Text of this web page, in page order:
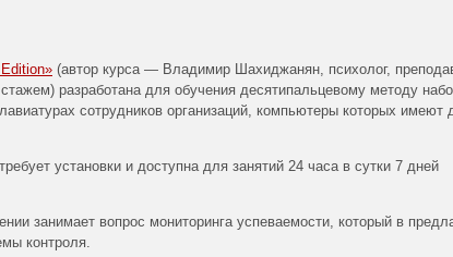
(автор курса — Владимир Шахиджанян, психолог,
разработана для обучения десятипальцевому методу
сотрудников организаций, компьютеры которых имеют
установки и доступна для занятий 24 часа в сутки 7 дней
занимает вопрос мониторинга успеваемости, который в
контроля.